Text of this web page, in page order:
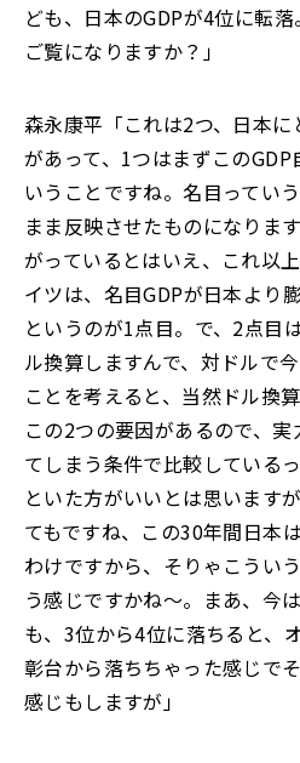
ども、日本のGDPが4位に転
ご覧になりますか？」
森永康平「これは2つ、日本
があって、1つはまずこのGDP
いうことですね。名目ってい
まま反映させたものになりま
がっているとはいえ、これ以
イツは、名目GDPが日本より
というのが1点目。で、2点目
ル換算しますんで、対ドルで
ことを考えると、当然ドル換
この2つの要因があるので、
てしまう条件で比較している
といた方がいいとは思います
てもですね、この30年間日本
わけですから、そりゃこうい
う感じですかね～。まあ、今
も、3位から4位に落ちると、
彰台から落ちちゃった感じで
感じもしますが」